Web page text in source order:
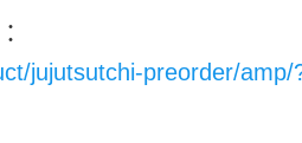
jujutsutchi-preorder/amp/